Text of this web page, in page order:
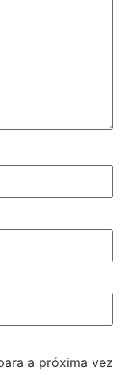
a próxima vez